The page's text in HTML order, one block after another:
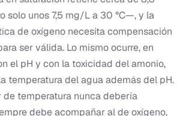
solo unos 7,5 mg/L a 30 °C—, y la
de oxígeno necesita compensación
ser válida. Lo mismo ocurre, en
el pH y con la toxicidad del amonio,
temperatura del agua además del pH.
de temperatura nunca debería
debe acompañar al de oxígeno,